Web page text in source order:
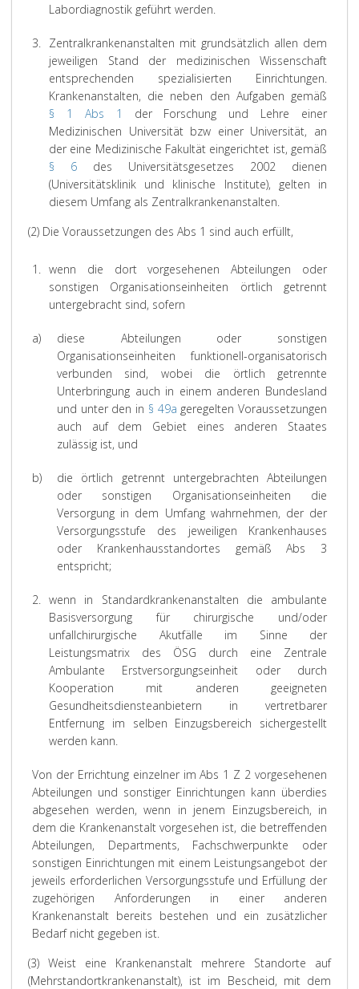
Labordiagnostik geführt werden.
3. Zentralkrankenanstalten mit grundsätzlich allen dem
jeweiligen Stand der medizinischen Wissenschaft
entsprechenden spezialisierten Einrichtungen.
Krankenanstalten, die neben den Aufgaben gemäß
§ 1 Abs 1 der Forschung und Lehre einer
Medizinischen Universität bzw einer Universität, an
der eine Medizinische Fakultät eingerichtet ist, gemäß
§ 6 des Universitätsgesetzes 2002 dienen
(Universitätsklinik und klinische Institute), gelten in
diesem Umfang als Zentralkrankenanstalten.
(2) Die Voraussetzungen des Abs 1 sind auch erfüllt,
1. wenn die dort vorgesehenen Abteilungen oder
sonstigen Organisationseinheiten örtlich getrennt
untergebracht sind, sofern
a)
diese Abteilungen oder sonstigen
Organisationseinheiten funktionell-organisatorisch
verbunden sind, wobei die örtlich getrennte
Unterbringung auch in einem anderen Bundesland
und unter den in § 49a geregelten Voraussetzungen
auch auf dem Gebiet eines anderen Staates
zulässig ist, und
b)
die örtlich getrennt untergebrachten Abteilungen
oder sonstigen Organisationseinheiten die
Versorgung in dem Umfang wahrnehmen, der der
Versorgungsstufe des jeweiligen Krankenhauses
oder Krankenhausstandortes gemäß Abs 3
entspricht;
2. wenn in Standardkrankenanstalten die ambulante
Basisversorgung für chirurgische und/oder
unfallchirurgische Akutfälle im Sinne der
Leistungsmatrix des ÖSG durch eine Zentrale
Ambulante Erstversorgungseinheit oder durch
Kooperation mit anderen geeigneten
Gesundheitsdiensteanbietern in vertretbarer
Entfernung im selben Einzugsbereich sichergestellt
werden kann.
Von der Errichtung einzelner im Abs 1 Z 2 vorgesehenen
Abteilungen und sonstiger Einrichtungen kann überdies
abgesehen werden, wenn in jenem Einzugsbereich, in
dem die Krankenanstalt vorgesehen ist, die betreffenden
Abteilungen, Departments, Fachschwerpunkte oder
sonstigen Einrichtungen mit einem Leistungsangebot der
jeweils erforderlichen Versorgungsstufe und Erfüllung der
zugehörigen Anforderungen in einer anderen
Krankenanstalt bereits bestehen und ein zusätzlicher
Bedarf nicht gegeben ist.
(3) Weist eine Krankenanstalt mehrere Standorte auf
(Mehrstandortkrankenanstalt), ist im Bescheid, mit dem